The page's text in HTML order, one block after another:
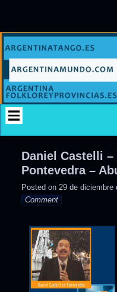
Daniel Castelli –
Pontevedra –
Posted on 29 de diciembre
Comment